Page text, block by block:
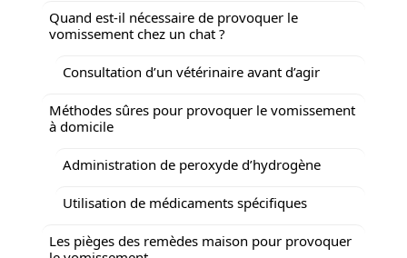
Quand est-il nécessaire de provoquer le
vomissement chez un chat ?
Consultation d’un vétérinaire avant d’agir
Méthodes sûres pour provoquer le vomissement
à domicile
Administration de peroxyde d’hydrogène
Utilisation de médicaments spécifiques
Les pièges des remèdes maison pour provoquer